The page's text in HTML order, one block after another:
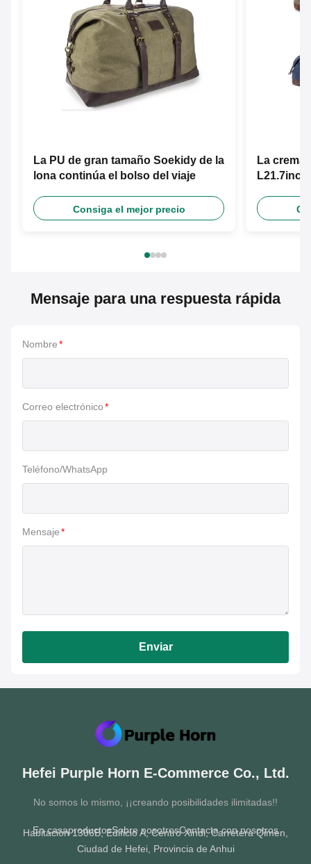
La PU de gran tamaño Soekidy de la
lona continúa el bolso del viaje
Consiga el mejor precio
La
Mensaje para una respuesta rápida
Nombre*
Correo electrónico*
Teléfono/WhatsApp
Mensaje*
Enviar
Hefei Purple Horn E-Commerce Co., Ltd.
No somos lo mismo, ¡¡creando posibilidades ilimitadas!!
En casaproductosSobre nosotrosContacta con nosotros
Habitación 1306B, Edificio A, Centro Xindi, Carretera Qimen,
Ciudad de Hefei, Provincia de Anhui